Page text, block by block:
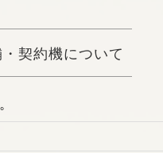
・契約機について